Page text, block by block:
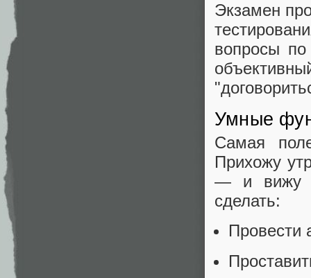
Экзамен
вопросы по
Умные
Самая
Прихожу
— и вижу
сделать:
Провести